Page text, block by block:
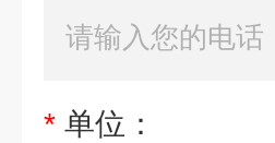
* 单位：